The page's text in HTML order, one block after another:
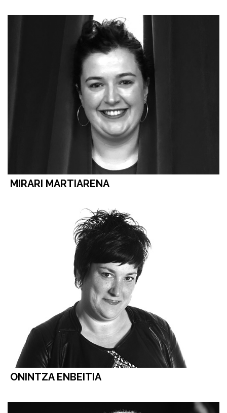
MIRARI MARTIARENA
ONINTZA ENBEITIA